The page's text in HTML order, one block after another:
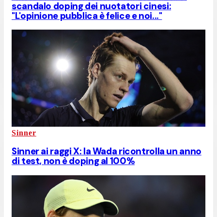
scandalo doping dei nuotatori cinesi:
"L'opinione pubblica è felice e noi..."
Sinner
Sinner ai raggi X: la Wada ricontrolla un anno
di test, non è doping al 100%